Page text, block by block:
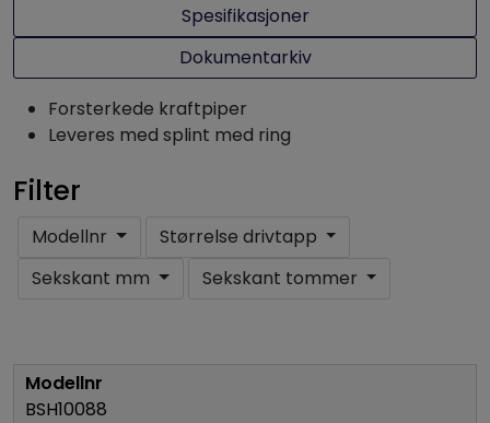
Spesifikasjoner
Dokumentarkiv
Forsterkede kraftpiper
Leveres med splint med ring
Filter
Modellnr
Størrelse drivtapp
Sekskant mm
Sekskant tommer
BSH10088